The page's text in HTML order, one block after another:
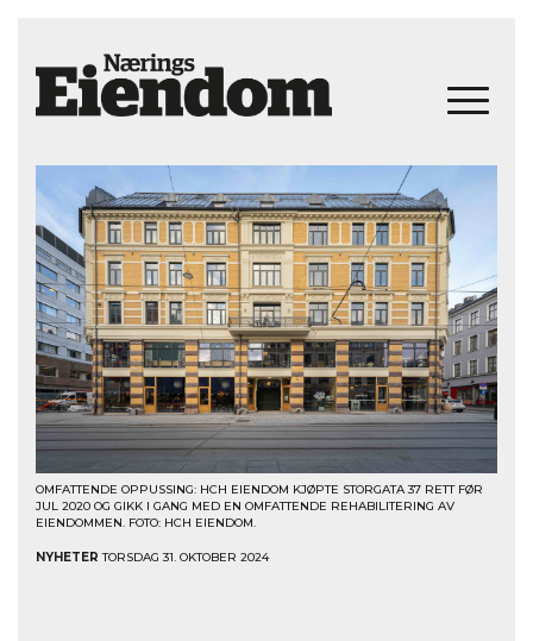
OMFATTENDE OPPUSSING: HCH EIENDOM KJØPTE STORGATA 37 RETT FØR
JUL 2020 OG GIKK I GANG MED EN OMFATTENDE REHABILITERING AV
EIENDOMMEN. FOTO: HCH EIENDOM.
NYHETER TORSDAG 31. OKTOBER 2024